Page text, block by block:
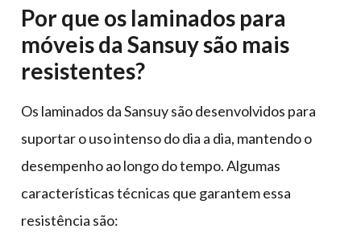
Por que os laminados para
móveis da Sansuy são mais
resistentes?
Os laminados da Sansuy são desenvolvidos para
suportar o uso intenso do dia a dia, mantendo o
desempenho ao longo do tempo. Algumas
características técnicas que garantem essa
resistência são: